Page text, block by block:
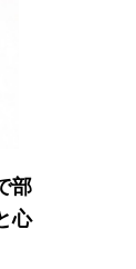
部
心